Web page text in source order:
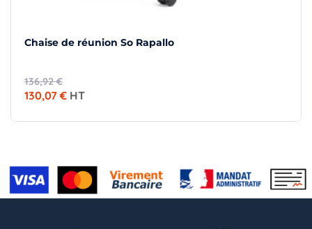
Chaise de réunion So Rapallo
136,92 €
130,07 € HT